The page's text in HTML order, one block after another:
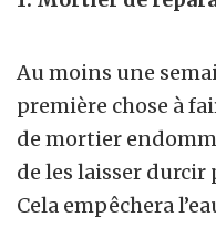
Au moins une
première chose à
de mortier
de les laisser
Cela empêchera